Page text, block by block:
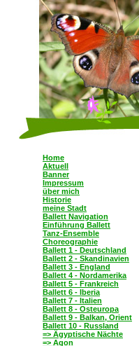
Home
Aktuell
Banner
Impressum
über mich
Historie
meine Stadt
Ballett Navigation
Einführung Ballett
Tanz-Ensemble
Choreographie
Ballett 1 - Deutschland
Ballett 2 - Skandinavien
Ballett 3 - England
Ballett 4 - Nordamerika
Ballett 5 - Frankreich
Ballett 6 - Iberia
Ballett 7 - Italien
Ballett 8 - Osteuropa
Ballett 9 - Balkan, Orient
Ballett 10 - Russland
=> Ägyptische Nächte
=> Agon